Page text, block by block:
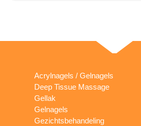
Acrylnagels / Gelnagels
Deep Tissue Massage
Gellak
Gelnagels
Gezichtsbehandeling